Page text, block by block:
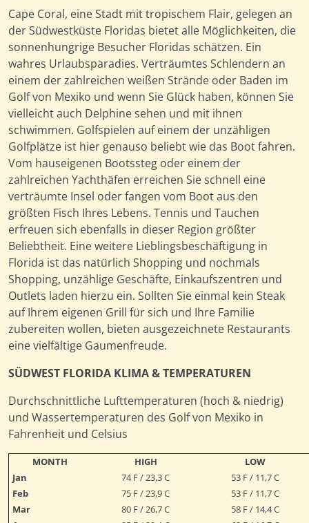
Cape Coral, eine Stadt mit tropischem Flair, gelegen an
der Südwestküste Floridas bietet alle Möglichkeiten, die
sonnenhungrige Besucher Floridas schätzen. Ein
wahres Urlaubsparadies. Verträumtes Schlendern an
einem der zahlreichen weißen Strände oder Baden im
Golf von Mexiko und wenn Sie Glück haben, können Sie
vielleicht auch Delphine sehen und mit ihnen
schwimmen. Golfspielen auf einem der unzähligen
Golfplätze ist hier genauso beliebt wie das Boot fahren.
Vom hauseigenen Bootssteg oder einem der
zahlreichen Yachthäfen erreichen Sie schnell eine
verträumte Insel oder fangen vom Boot aus den
größten Fisch Ihres Lebens. Tennis und Tauchen
erfreuen sich ebenfalls in dieser Region größter
Beliebtheit. Eine weitere Lieblingsbeschäftigung in
Florida ist das natürlich Shopping und nochmals
Shopping, unzählige Geschäfte, Einkaufszentren und
Outlets laden hierzu ein. Sollten Sie einmal kein Steak
auf Ihrem eigenen Grill für sich und Ihre Familie
zubereiten wollen, bieten ausgezeichnete Restaurants
eine vielfältige Gaumenfreude.
SÜDWEST FLORIDA KLIMA & TEMPERATUREN
Durchschnittliche Lufttemperaturen (hoch & niedrig)
und Wassertemperaturen des Golf von Mexiko in
Fahrenheit und Celsius
MONTH HIGH
LOW
Jan
74 F / 23,3 C
53 F / 11,7 C
Feb
75 F / 23,9 C
53 F / 11,7 C
Mar
80 F / 26,7 C
58 F / 14,4 C